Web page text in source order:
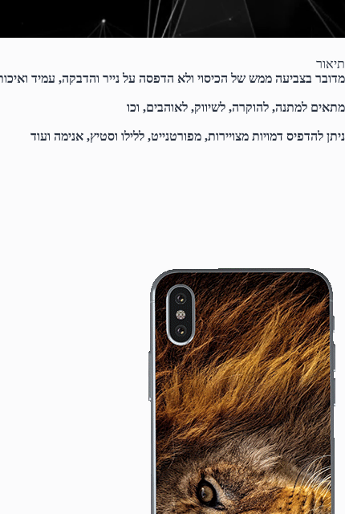
תיאור
מדובר בצביעה ממש של הכיסוי ולא הדפסה על נייר והדבקה, עמיד
מתאים למתנה, להוקרה, לשיווק, לאוהבים, וכו
ניתן להדפיס דמויות מצויירות, מפורטנייט, ללילו וסטיץ, אנימה ועוד